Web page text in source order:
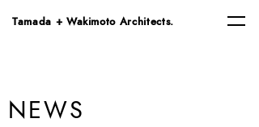
Tamada + Wakimoto Architects.
NEWS